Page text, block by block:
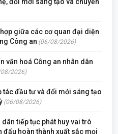
giữa các cơ quan đại diện
Công an (06/08/2026)
văn hoá Công an nhân dân
2026)
tác đầu tư và đổi mới sáng tạo
(06/08/2026)
tiếp tục phát huy vai trò
đấu hoàn thành xuất sắc mọi